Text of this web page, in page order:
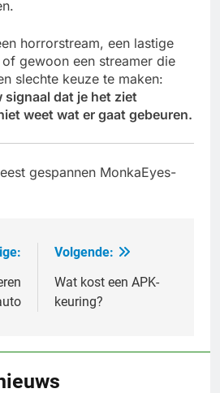
horrorstream, een lastige
gewoon een streamer die
slechte keuze te maken:
signaal dat je het ziet
weet wat er gaat gebeuren.
gespannen MonkaEyes-
Volgende:
Wat kost een APK-
keuring?